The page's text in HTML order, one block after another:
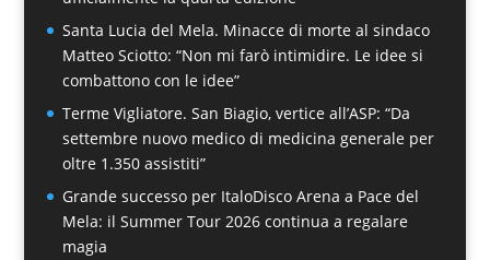
Santa Lucia del Mela. Minacce di morte al sindaco
Matteo Sciotto: “Non mi farò intimidire. Le idee si
combattono con le idee”
Terme Vigliatore. San Biagio, vertice all’ASP: “Da
settembre nuovo medico di medicina generale per
oltre 1.350 assistiti”
Grande successo per ItaloDisco Arena a Pace del
Mela: il Summer Tour 2026 continua a regalare
magia